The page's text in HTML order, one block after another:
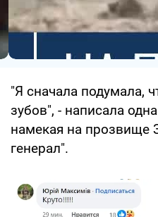
"Я сначала подумала,
зубов", - написала
намекая на прозвище
генерал".